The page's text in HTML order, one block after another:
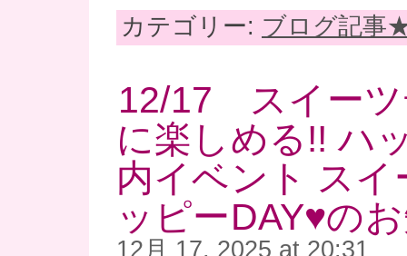
カテゴリー: ブログ記事
12/17 スイーツ
に楽しめる!! ハ
内イベント ス
ッピーDAY♥の
12月 17, 2025 at 20:31